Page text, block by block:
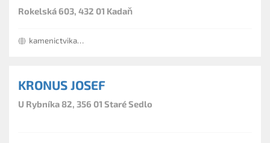
Rokelská 603, 432 01 Kadaň
kamenictvikadan.webmium.com
KRONUS JOSEF
U Rybníka 82, 356 01 Staré Sedlo